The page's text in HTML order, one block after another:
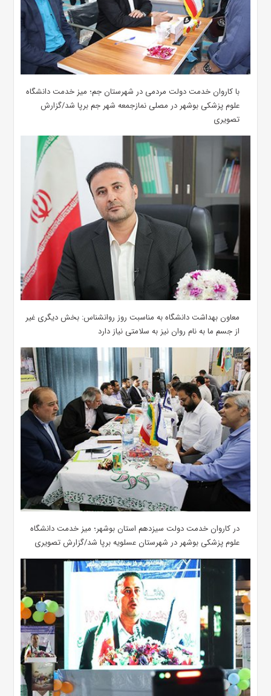
با کاروان خدمت دولت مردمی در شهرستان جم؛ میز خدمت دانشگاه
علوم پزشکی بوشهر در مصلی نمازجمعه شهر جم برپا شد/گزارش
تصویری
معاون بهداشت دانشگاه به مناسبت روز روانشناس: بخش دیگری غیر
از جسم ما به نام روان نیز به سلامتی نیاز دارد
در کاروان خدمت دولت سیزدهم استان بوشهر؛ میز خدمت دانشگاه
علوم پزشکی بوشهر در شهرستان عسلویه برپا شد/گزارش تصویری